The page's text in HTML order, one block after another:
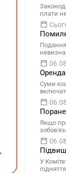
плати
Суми
Якщо
У